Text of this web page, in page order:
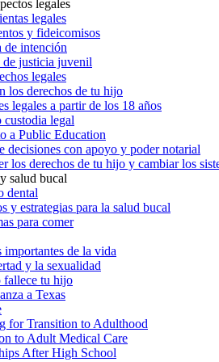
legales
legales
y fideicomisos
de intención
de justicia juvenil
legales
los derechos de tu hijo
legales a partir de los 18 años
custodia legal
a Public Education
decisiones con apoyo y poder notarial
los derechos de tu hijo y cambiar los
salud bucal
dental
y estrategias para la salud bucal
para comer
importantes de la vida
y la sexualidad
fallece tu hijo
a Texas
for Transition to Adulthood
to Adult Medical Care
After High School